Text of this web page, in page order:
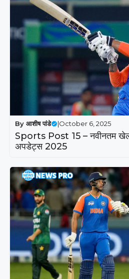
By आशीष पांडे |October 6, 2025
Sports Post 15 – नवीनतम
अपडेट्स 2025